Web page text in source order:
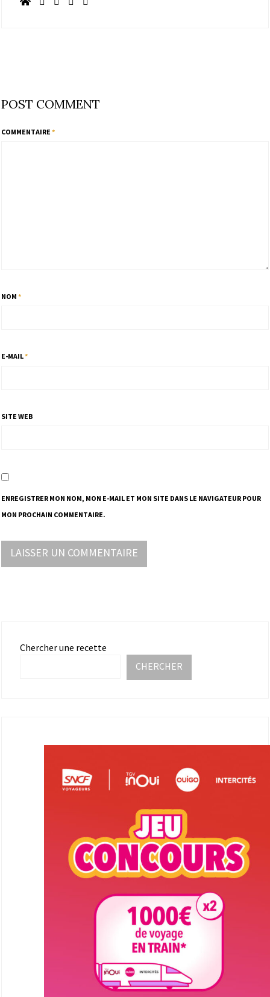
POST COMMENT
COMMENTAIRE *
NOM *
E-MAIL*
SITE WEB
ENREGISTRER MON NOM, MON E-MAIL ET MON SITE DANS LE NAVIGATEUR POUR
MON PROCHAIN COMMENTAIRE.
Chercher une recette
CHERCHER